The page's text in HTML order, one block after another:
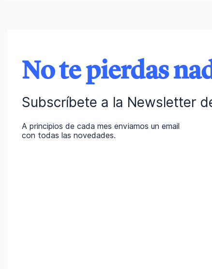
No te pierdas
Subscríbete a la Newsletter
A principios de cada mes enviamos un email
con todas las novedades.